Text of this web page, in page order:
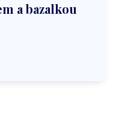
a bazalkou